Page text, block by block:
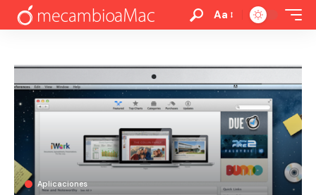
Aa
Aplicaciones